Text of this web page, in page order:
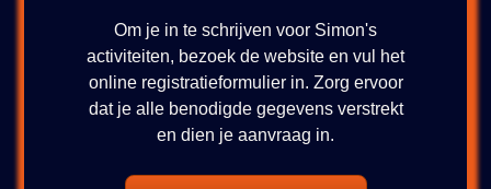
Om je in te schrijven voor Simon's
activiteiten, bezoek de website en vul het
online registratieformulier in. Zorg ervoor
dat je alle benodigde gegevens verstrekt
en dien je aanvraag in.